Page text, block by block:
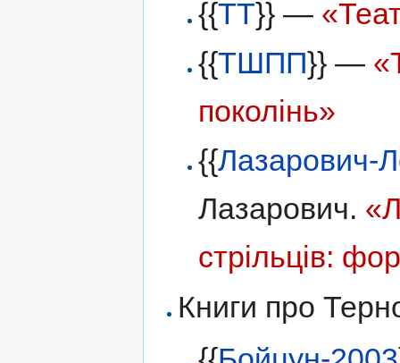
{{ТТ}} —
{{ТШПП}} —
поколінь»
{{Лазарович-
Лазарович.
стрільців:
Книги про